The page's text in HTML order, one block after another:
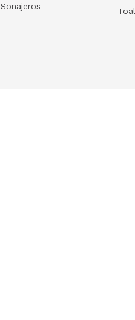
Sonajeros